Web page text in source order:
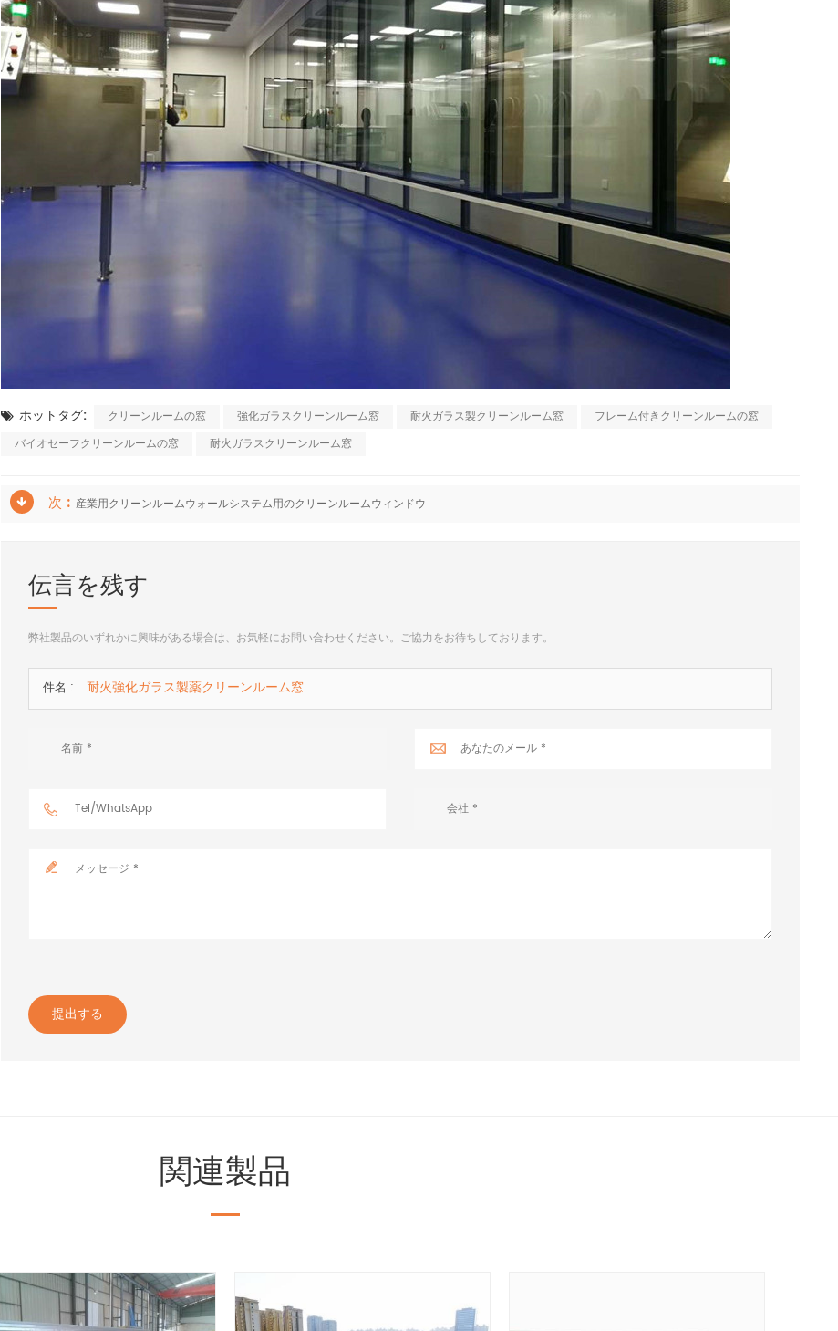
ホットタグ: クリーンルームの窓 強化ガラスクリーンルーム窓 耐火ガラス製クリーンルーム窓
フレーム付きクリーンルームの窓
バイオセーフクリーンルームの窓
耐火ガラスクリーンルーム窓
次 : 産業用クリーンルームウォールシステム用のクリーンルームウィンドウ
伝言を残す
弊社製品のいずれかに興味がある場合は、お気軽にお問い合わせください。ご協力をお待ちしております。
件名 : 耐火強化ガラス製薬クリーンルーム窓
提出する
関連製品